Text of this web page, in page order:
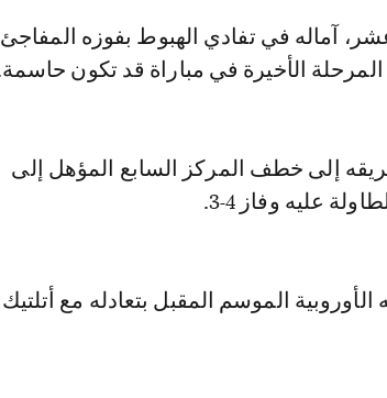
آماله في تفادي الهبوط بفوزه المفاجئ
إلى خطف المركز السابع المؤهل إلى
عليه وفاز 4-3.
الموسم المقبل بتعادله مع أتلتيك